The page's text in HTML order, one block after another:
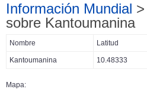
Información Mundial
sobre Kantoumanina
Nombre Latitud
Kantoumanina 10.48333
Mapa: